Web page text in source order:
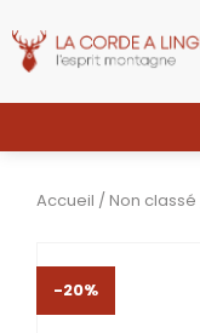
Accueil / Non classé
-20%